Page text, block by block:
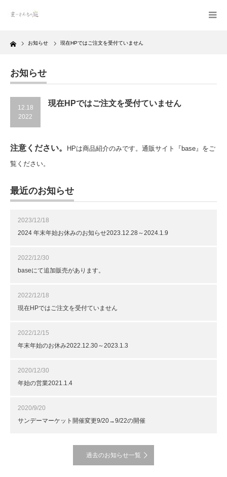
Home お知らせ 現在HPではご注文を受付ていません
お知らせ
12.18
2022
現在HPではご注文を受付ていません
注意ください。
HPは商品紹介のみです。通販サイト『base』をご
覧ください。
最近のお知らせ
2023/12/18
2024 年末年始お休みのお知らせ2023.12.28～2024.1.9
2022/12/30
baseにて追加販売があります。
2022/12/18
現在HPではご注文を受付ていません
2022/12/15
年末年始のお休み2022.12.30～2023.1.3
2020/12/30
年始の営業2021.1.4
2020/9/20
サンデーマーケット開催変更9/20→9/22の開催
過去のお知らせ一覧